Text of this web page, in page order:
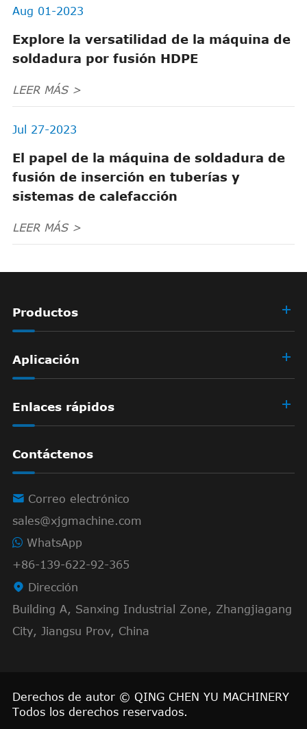
Aug 01-2023
Explore la versatilidad de la máquina de
soldadura por fusión HDPE
LEER MÁS >
Jul 27-2023
El papel de la máquina de soldadura de
fusión de inserción en tuberías y
sistemas de calefacción
LEER MÁS >
Productos
Aplicación
Enlaces rápidos
Contáctenos
 Correo electrónico
sales@xjgmachine.com
WhatsApp
+86-139-622-92-365
 Dirección
Building A, Sanxing Industrial Zone, Zhangjiagang
City, Jiangsu Prov, China
Derechos de autor © QING CHEN YU MACHINERY
Todos los derechos reservados.